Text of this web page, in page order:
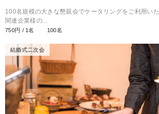
100名規模の大きな懇親会でケータリングをご利用い
関連企業様の...
750円 / 1名 100名
結婚式二次会